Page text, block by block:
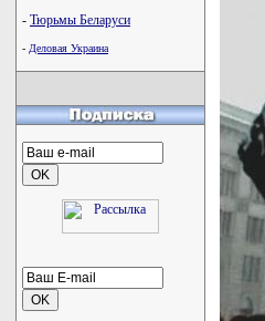
- Тюрьмы Беларуси
- Деловая Украина